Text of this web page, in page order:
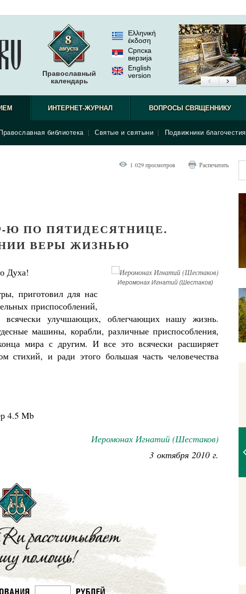
Православный
календарь
Ελληνική
έκδοση
Српска
верзиjа
English
version
Православная библиотека Святые и святыни Подвижники благочестия
ИНТЕРНЕТ-ЖУРНАЛ ВОПРОСЫ СВЯЩЕННИКУ
1 029 просмотров Распечатать
Ю ПО ПЯТИДЕСЯТНИЦЕ.
ВЕРЫ ЖИЗНЬЮ
Иеромонах Игнатий (Шестаков)
Духа!
приготовил для нас
приспособлений,
всячески улучшающих, облегчающих нашу жизнь.
машины, корабли, различные приспособления,
мира с другим. И все это всячески расширяет
стихий, и ради этого большая часть человечества
4.5 Mb
Иеромонах Игнатий (Шестаков)
3 октября 2010 г.
своё место в жизни
Мурышев